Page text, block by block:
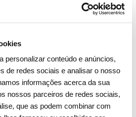
personalizar conteúdo e anúncios,
de redes sociais e analisar o nosso
informações acerca da sua
nossos parceiros de redes sociais,
que as podem combinar com